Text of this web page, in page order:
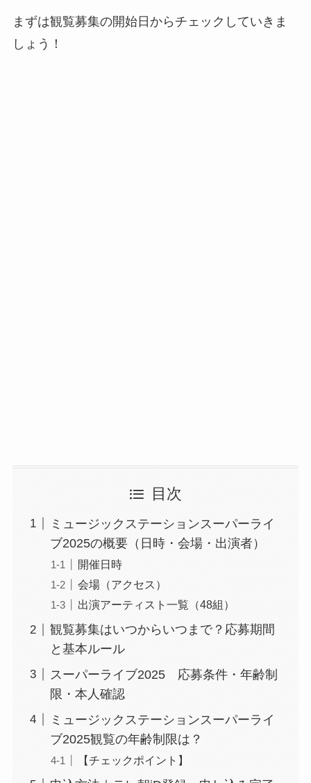
まずは観覧募集の開始日からチェックしていきま
しょう！
目次
ミュージックステーションスーパーライ
ブ2025の概要（日時・会場・出演者）
開催日時
会場（アクセス）
出演アーティスト一覧（48組）
観覧募集はいつからいつまで？応募期間
と基本ルール
スーパーライブ2025 応募条件・年齢制
限・本人確認
ミュージックステーションスーパーライ
ブ2025観覧の年齢制限は？
【チェックポイント】